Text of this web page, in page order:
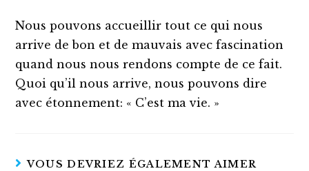
Nous pouvons accueillir tout ce qui nous
arrive de bon et de mauvais avec fascination
quand nous nous rendons compte de ce fait.
Quoi qu’il nous arrive, nous pouvons dire
avec étonnement: « C’est ma vie. »
VOUS DEVRIEZ ÉGALEMENT AIMER